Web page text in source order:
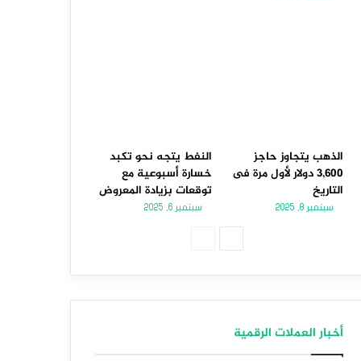
الذهب يتجاوز حاجز
3,600 دولار لأول مرة فى
التاريخ
سبتمبر 8, 2025
النفط يتجه نحو تكبد
خسارة أسبوعية مع
توقعات بزيادة المعروض
سبتمبر 6, 2025
أخبار العملات الرقمية